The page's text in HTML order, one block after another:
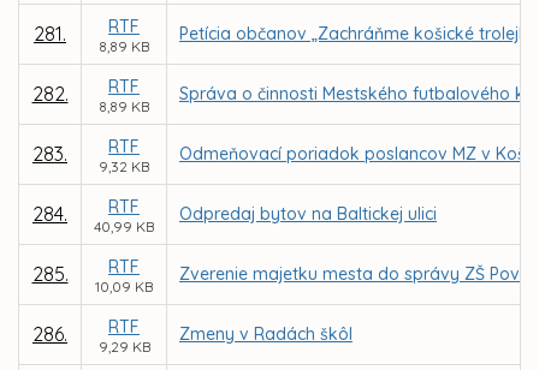
281. RTF
8,89 KB
Petícia občanov „Zachráňme košické
282. RTF
8,89 KB
Správa o činnosti Mestského futbalového
283. RTF
9,32 KB
Odmeňovací poriadok poslancov MZ v
284. RTF
40,99 KB
Odpredaj bytov na Baltickej ulici
285. RTF
10,09 KB
Zverenie majetku mesta do správy ZŠ
286. RTF
9,29 KB
Zmeny v Radách škôl